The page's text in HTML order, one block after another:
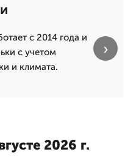
с 2014 года и
с учетом
и климата.
›
2026 г.